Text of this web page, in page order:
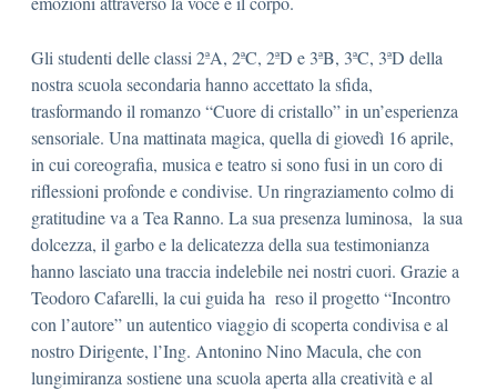
Gli studenti delle classi 2ªA, 2ªC, 2ªD e 3ªB, 3ªC, 3ªD della
nostra scuola secondaria hanno accettato la sfida,
trasformando il romanzo “Cuore di cristallo” in un’esperienza
sensoriale. Una mattinata magica, quella di giovedì 16 aprile,
in cui coreografia, musica e teatro si sono fusi in un coro di
riflessioni profonde e condivise. Un ringraziamento colmo di
gratitudine va a Tea Ranno. La sua presenza luminosa, la sua
dolcezza, il garbo e la delicatezza della sua testimonianza
hanno lasciato una traccia indelebile nei nostri cuori. Grazie a
Teodoro Cafarelli, la cui guida ha reso il progetto “Incontro
con l’autore” un autentico viaggio di scoperta condivisa e al
nostro Dirigente, l’Ing. Antonino Nino Macula, che con
lungimiranza sostiene una scuola aperta alla creatività e al